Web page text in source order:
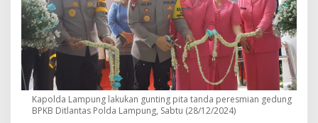
Kapolda Lampung lakukan gunting pita tanda peresmian gedung
BPKB Ditlantas Polda Lampung, Sabtu (28/12/2024)